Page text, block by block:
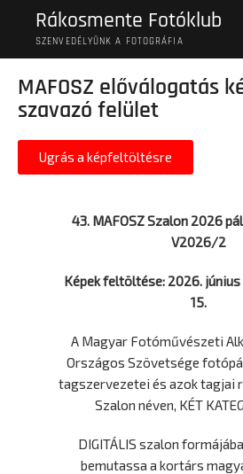
Rákosmente Fotóklub
SZENVEDÉLYÜNK A FOTOGRÁFIA
MAFOSZ előválogatás
szavazó felület
Ugrás a képfeltöltésre
43. MAFOSZ Szalon 2026
V2026/2
Képek feltöltése: 2026. június
15.
A Magyar Fotóművészeti
Országos Szövetsége
tagszervezetei és azok tagjai
Szalon néven, KÉT
DIGITÁLIS szalon
bemutassa a kortárs